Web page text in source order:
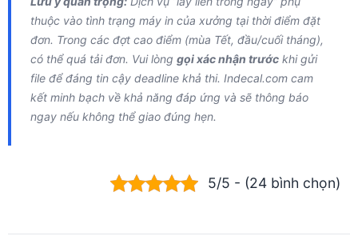
thuộc vào tình trạng máy in của xưởng tại thời điểm đặt
đơn. Trong các đợt cao điểm (mùa Tết, đầu/cuối tháng),
có thể quá tải đơn. Vui lòng gọi xác nhận trước khi gửi
file để đáng tin cậy deadline khả thi. Indecal.com cam
kết minh bạch về khả năng đáp ứng và sẽ thông báo
ngay nếu không thể giao đúng hẹn.
5/5 - (24 bình chọn)